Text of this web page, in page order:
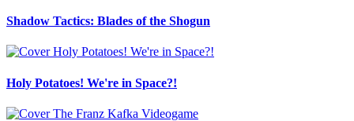
Shadow Tactics: Blades of the Shogun
Holy Potatoes! We're in Space?!